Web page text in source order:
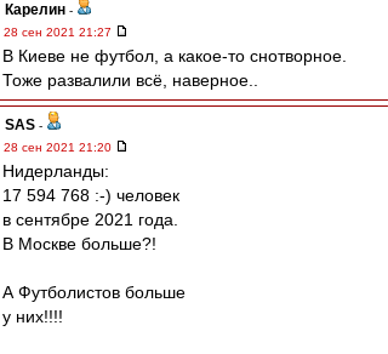
Карелин -
28 сен 2021 21:27
В Киеве не футбол, а какое-то снотворное.
Тоже развалили всё, наверное..
SAS -
28 сен 2021 21:20
Нидерланды:
17 594 768 :-) человек
в сентябре 2021 года.
В Москве больше?!
А Футболистов больше
у них!!!!